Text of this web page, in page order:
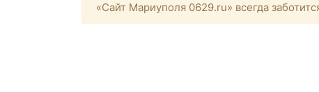
«Сайт Мариуполя 0629.ru» всегда